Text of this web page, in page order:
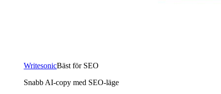
WritesonicBäst för SEO
Snabb AI-copy med SEO-läge